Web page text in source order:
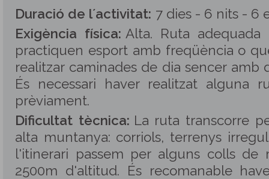
Duració de l´activitat: 7 dies - 6 nits - 6
Exigència física: Alta. Ruta
practiquen esport amb freqüència o
realitzar caminades de dia sencer amb
És necessari haver realitzat alguna
prèviament.
Dificultat tècnica: La ruta transcorre
alta muntanya: corriols, terrenys
l'itinerari passem per alguns colls de
2500m d'altitud. És recomanable